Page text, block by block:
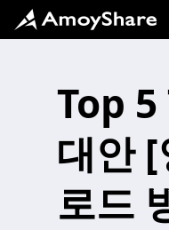
Top
대안
로드